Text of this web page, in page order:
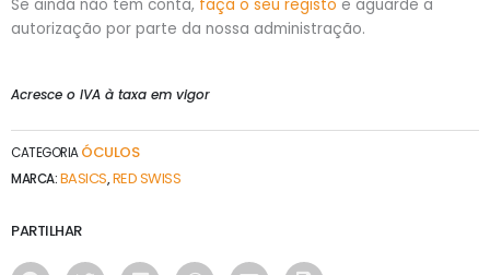
Se ainda não tem conta, faça o seu registo e aguarde a
autorização por parte da nossa administração.
Acresce o IVA à taxa em vigor
CATEGORIA ÓCULOS
MARCA:BASICS,RED SWISS
PARTILHAR